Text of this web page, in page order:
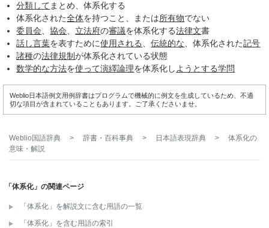
分類して まとめ、体系化する
体系化された全体を持つこと、または所有物でない
委員会 、協会 立法府の審議を体系化する法律文書
話し言葉を表すために使用される 、伝統的な 、体系化された記号
諸種の法律規制が体系化されている状態
数学的な方法を使って演繹論理を体系化し ようとする学問
Weblio日本語例文用例辞書はプログラムで機械的に例文を生成しているため、不適
切な項目が含まれていることもあります。ご了承くださいませ。
Weblio国語辞典 > 辞書・百科事典 > 日本語表現辞典 > 体系化の
意味・解説
「体系化」の関連ページ
「体系化」を解説文に含む用語の一覧
「体系化」を含む用語の索引